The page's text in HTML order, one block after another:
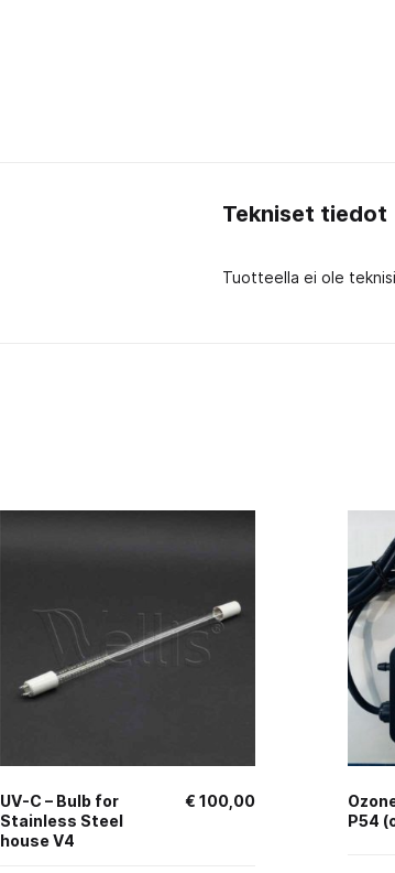
Tekniset tiedot
Tuotteella ei ole
UV-C – Bulb for
Stainless Steel
house V4
€ 100,00
P54